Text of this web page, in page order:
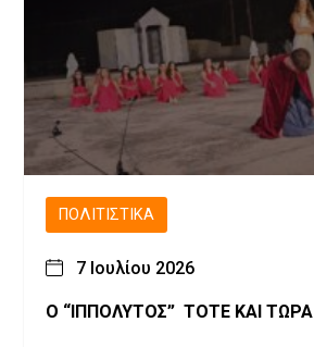
ΠΟΛΙΤΙΣΤΙΚΆ
7 Ιουλίου 2026
Ο “ΙΠΠΟΛΥΤΟΣ” ΤΟΤΕ ΚΑΙ ΤΩΡΑ